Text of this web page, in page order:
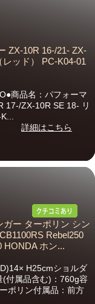
ZX-10R 16-/21- ZX-
ッド） PC-K04-01
商品名：パフォーマ
17-/ZX-10R SE 18- リ
詳細はこちら
ー ターポリン シン
Rebel250
HONDA ホン...
H25cmショルダ
付属品含む)：760g容
ポリン付属品：前方